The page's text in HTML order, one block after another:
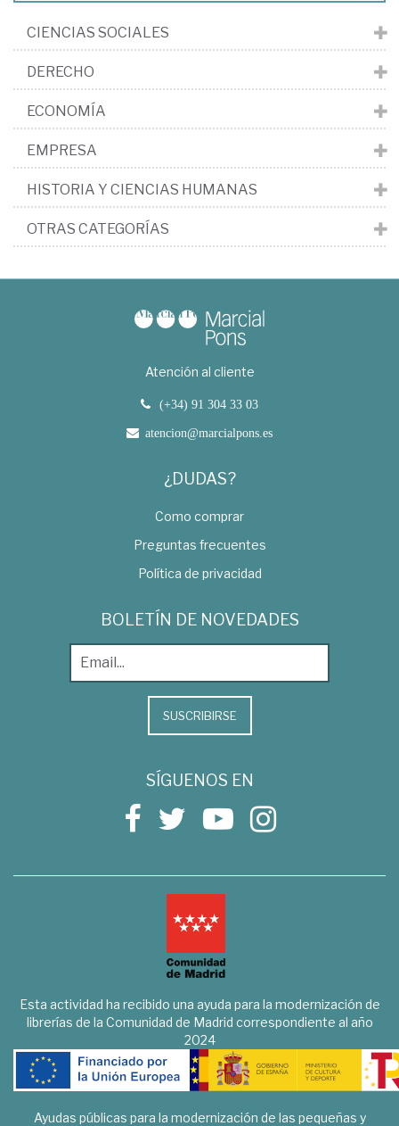
CIENCIAS SOCIALES
DERECHO
ECONOMÍA
EMPRESA
HISTORIA Y CIENCIAS HUMANAS
OTRAS CATEGORÍAS
Atención al cliente
(+34) 91 304 33 03
atencion@marcialpons.es
¿DUDAS?
Como comprar
Preguntas frecuentes
Política de privacidad
BOLETÍN DE NOVEDADES
SUSCRIBIRSE
SÍGUENOS EN
Esta actividad ha recibido una ayuda para la modernización de
librerías de la Comunidad de Madrid correspondiente al año
2024
Ayudas públicas para la modernización de las pequeñas y